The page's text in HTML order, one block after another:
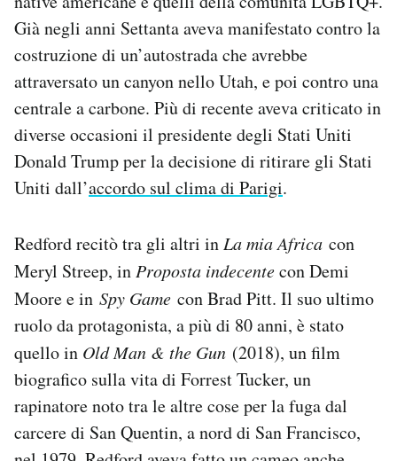
Già negli anni Settanta aveva manifestato contro la
costruzione di un’autostrada che avrebbe
attraversato un canyon nello Utah, e poi contro una
centrale a carbone. Più di recente aveva criticato in
diverse occasioni il presidente degli Stati Uniti
Donald Trump per la decisione di ritirare gli Stati
Uniti dall’accordo sul clima di Parigi.
Redford recitò tra gli altri inLa mia Africa con
Meryl Streep, inProposta indecentecon Demi
Moore e in Spy Game con Brad Pitt. Il suo ultimo
ruolo da protagonista, a più di 80 anni, è stato
quello in Old Man & the Gun (2018), un film
biografico sulla vita di Forrest Tucker, un
rapinatore noto tra le altre cose per la fuga dal
carcere di San Quentin, a nord di San Francisco,